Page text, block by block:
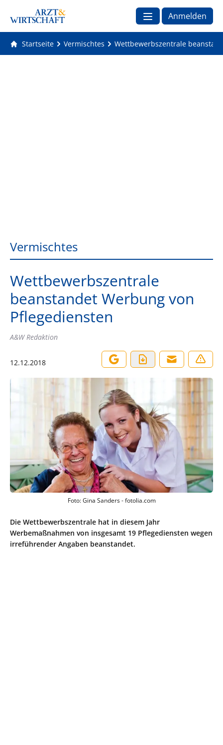
Anmelden
Startseite Vermischtes Wettbewerbszentrale
Vermischtes
Wettbewerbszentrale
beanstandet Werbung von
Pflegediensten
A&W Redaktion
12.12.2018
Foto: Gina Sanders - fotolia.com
Die Wettbewerbszentrale hat in diesem Jahr
Werbemaßnahmen von insgesamt 19 Pflegediensten wegen
irreführender Angaben beanstandet.